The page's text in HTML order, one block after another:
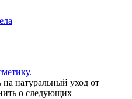
на натуральный уход от
о следующих